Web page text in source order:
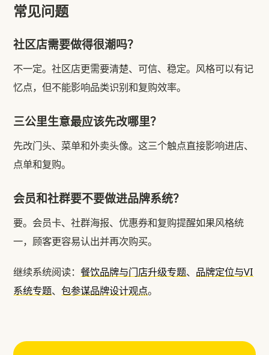
常见问题
社区店需要做得很潮吗？
不一定。社区店更需要清楚、可信、稳定。风格可以有记
忆点，但不能影响品类识别和复购效率。
三公里生意最应该先改哪里？
先改门头、菜单和外卖头像。这三个触点直接影响进店、
点单和复购。
会员和社群要不要做进品牌系统？
要。会员卡、社群海报、优惠券和复购提醒如果风格统
一，顾客更容易认出并再次购买。
继续系统阅读： 餐饮品牌与门店升级专题、 品牌定位与VI
系统专题、包参谋品牌设计观点。